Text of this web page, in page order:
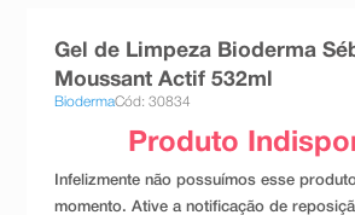
Gel de Limpeza Bioderma
Moussant Actif 532ml
BiodermaCód: 30834
absorvente
10ºshampoo